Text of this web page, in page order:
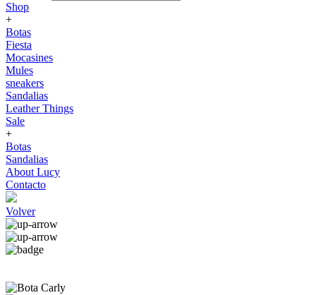
Shop
+
Botas
Fiesta
Mocasines
Mules
sneakers
Sandalias
Leather Things
Sale
+
Botas
Sandalias
About Lucy
Contacto
Volver